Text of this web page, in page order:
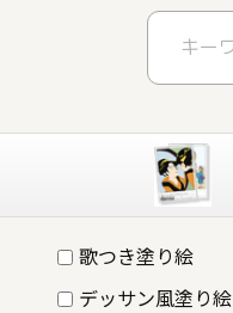
歌つき塗り絵
デッサン風塗り絵